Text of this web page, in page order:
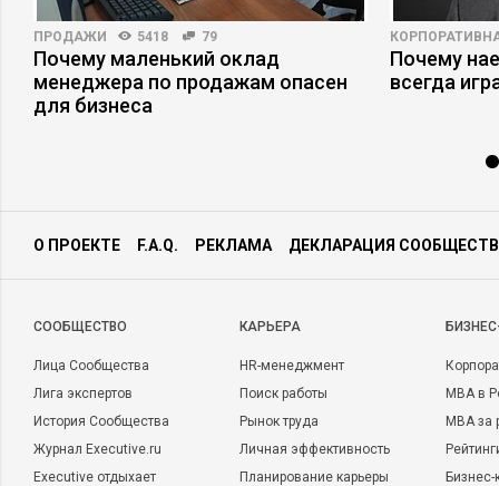
ПРОДАЖИ 5418 79
Почему маленький оклад
менеджера по продажам опасен
для бизнеса
Почему
всегда
О ПРОЕКТЕ F.A.Q. РЕКЛАМА ДЕКЛАРАЦИЯ
CООБЩЕСТВО
Лица Сообщества
Лига экспертов
История Сообщества
Журнал Executive.ru
Executive отдыхает
КАРЬЕРА
HR-менеджмент
Поиск работы
Рынок труда
Личная эффективность
Планирование карьеры
MBA в
MBA за
Бизнес-